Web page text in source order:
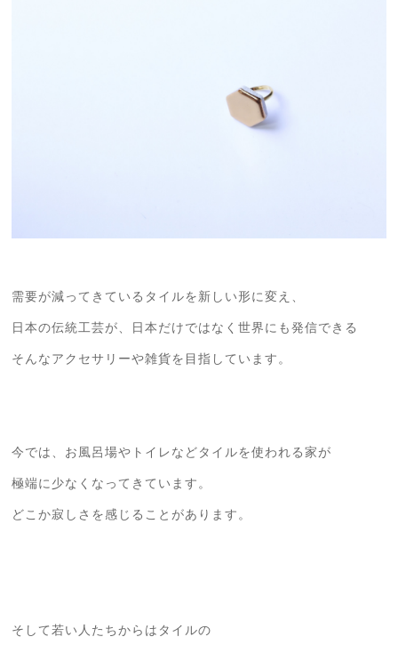
需要が減ってきているタイルを新しい形に変え、
日本の伝統工芸が、日本だけではなく世界にも発信できる
そんなアクセサリーや雑貨を目指しています。
今では、お風呂場やトイレなどタイルを使われる家が
極端に少なくなってきています。
どこか寂しさを感じることがあります。
そして若い人たちからはタイルの